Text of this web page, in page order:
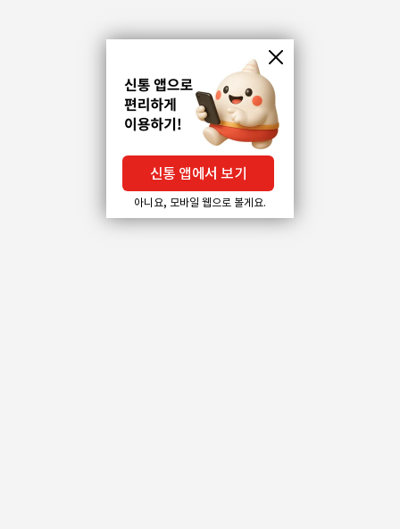
신통 앱에서 보기
아니요, 모바일 웹으로 볼게요.